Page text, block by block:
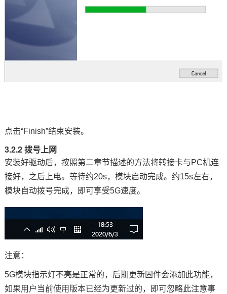
点击“Finish”结束安装。
3.2.2 拨号上网
安装好驱动后，按照第二章节描述的方法将转接卡与PC机连
接好，之后上电。等待约20s，模块启动完成。约15s左右，
模块自动拨号完成，即可享受5G速度。
注意：
5G模块指示灯不亮是正常的，后期更新固件会添加此功能，
如果用户当前使用版本已经为更新过的，即可忽略此注意事